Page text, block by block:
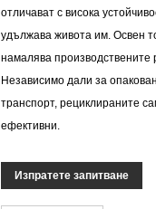
отличават с висока
удължава живота им. Освен
намалява производствените
Независимо дали за
транспорт, рециклираните
ефективни.
Изпратете запитване